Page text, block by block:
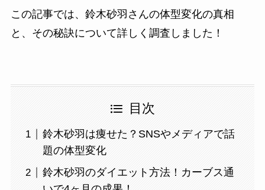
この記事では、鈴木砂羽さんの体型変化の真相
と、その秘訣について詳しく調査しました！
目次
鈴木砂羽は痩せた？SNSやメディアで話
題の体型変化
鈴木砂羽のダイエット方法！カーブス通